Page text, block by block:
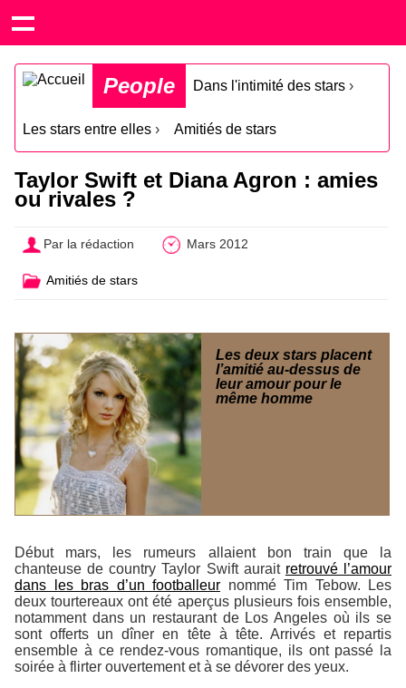
People Dans l'intimité des stars ›
Les stars entre elles › Amitiés de stars
Taylor Swift et Diana Agron : amies
ou rivales ?
Par la rédaction Mars 2012
Amitiés de stars
Les deux stars placent
l’amitié au-dessus de
leur amour pour le
même homme
Début mars, les rumeurs allaient bon train que la
chanteuse de country Taylor Swift aurait retrouvé l’amour
dans les bras d’un footballeur nommé Tim Tebow. Les
deux tourtereaux ont été aperçus plusieurs fois ensemble,
notamment dans un restaurant de Los Angeles où ils se
sont offerts un dîner en tête à tête. Arrivés et repartis
ensemble à ce rendez-vous romantique, ils ont passé la
soirée à flirter ouvertement et à se dévorer des yeux.